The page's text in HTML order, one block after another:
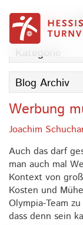
BLOG
Kategorie
Blog Archiv
Werbung
Joachim
Auch das darf
man auch mal
Kontext von
Kosten und
Olympia-Team
dass denn sein